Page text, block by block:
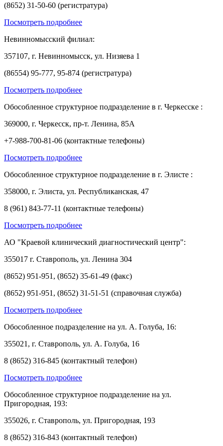
(8652) 31-50-60 (регистратура)
Посмотреть подробнее
Невинномысский филиал:
357107, г. Невинномысск, ул. Низяева 1
(86554) 95-777, 95-874 (регистратура)
Посмотреть подробнее
Обособленное структурное подразделение в г. Черкесске :
369000, г. Черкесск, пр-т. Ленина, 85А
+7-988-700-81-06 (контактные телефоны)
Посмотреть подробнее
Обособленное структурное подразделение в г. Элисте :
358000, г. Элиста, ул. Республиканская, 47
8 (961) 843-77-11 (контактные телефоны)
Посмотреть подробнее
АО "Краевой клинический диагностический центр":
355017 г. Ставрополь, ул. Ленина 304
(8652) 951-951, (8652) 35-61-49 (факс)
(8652) 951-951, (8652) 31-51-51 (справочная служба)
Посмотреть подробнее
Обособленное подразделение на ул. А. Голуба, 16:
355021, г. Ставрополь, ул. А. Голуба, 16
8 (8652) 316-845 (контактный телефон)
Посмотреть подробнее
Обособленное структурное подразделение на ул.
Пригородная, 193:
355026, г. Ставрополь, ул. Пригородная, 193
8 (8652) 316-843 (контактный телефон)